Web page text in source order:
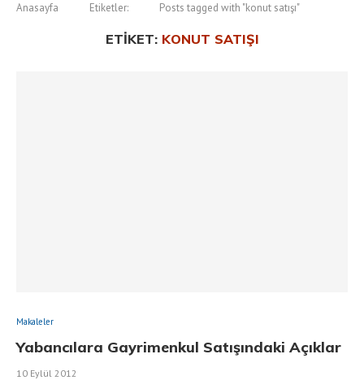
Anasayfa Etiketler: Posts tagged with "konut satışı"
ETIKET: KONUT SATIŞI
Makaleler
Yabancılara Gayrimenkul Satışındaki Açıklar
10 Eylül 2012